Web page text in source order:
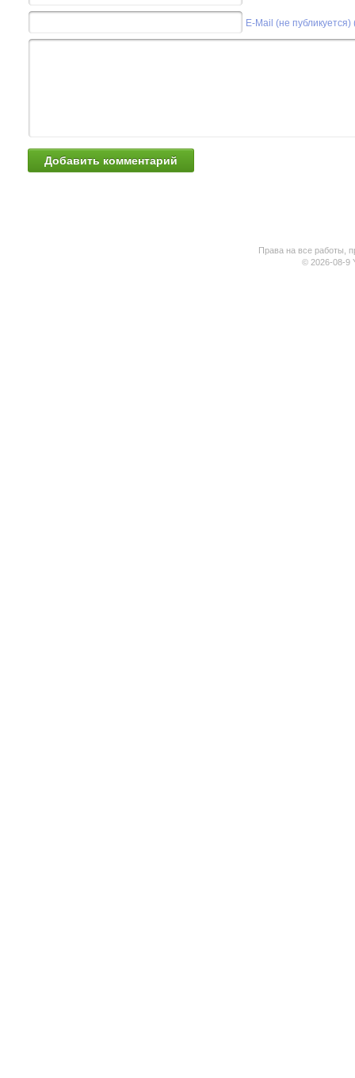
E-Mail (не
Права на все работы,
© 2026-08-9